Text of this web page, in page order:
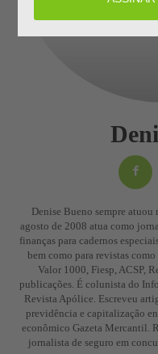
Denise Bueno sempre atuou
agosto de 2008 atua como
finanças para cadernos
bem como para revistas
Valor 1000, Fiesp, ACSP,
publicações. É colunista do
Revista Apólice. Escreveu
previdência e capitalização
econômico Gazeta Mercantil.
jornalista de seguro em